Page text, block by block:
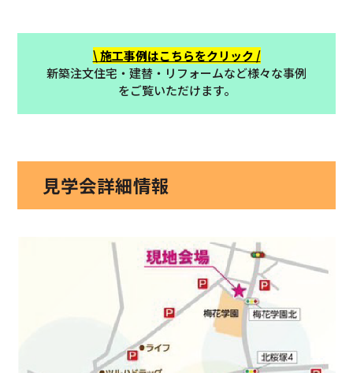
\ 施工事例はこちらをクリック /
新築注文住宅・建替・リフォームなど様々な事例
をご覧いただけます。
見学会詳細情報